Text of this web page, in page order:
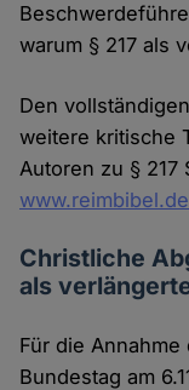
warum § 217 als
Den
weitere kritische
Autoren zu § 217
Christliche
als
Für die
Bundestag am